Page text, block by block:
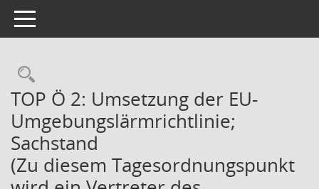
Toggle navigation
Rechercheauswahl
TOP Ö 2: Umsetzung der EU-
Umgebungslärmrichtlinie;
Sachstand
(Zu diesem Tagesordnungspunkt